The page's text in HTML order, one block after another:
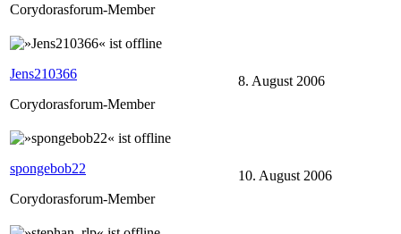
Corydorasforum-Member
Jens210366
Corydorasforum-Member
8. August 2006
spongebob22
Corydorasforum-Member
10. August 2006